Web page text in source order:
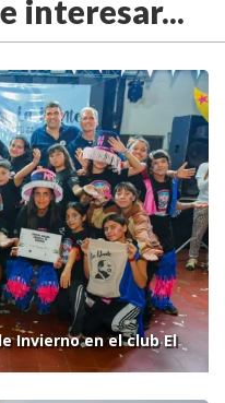
interesar...
Invierno en el club El